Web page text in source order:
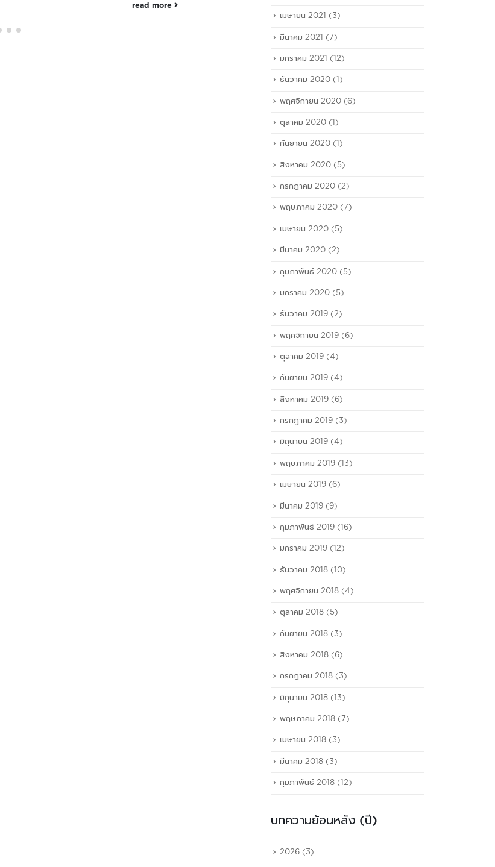
ผลงานไตรมาส 2 ปีนี้
read more
เมษายน 2021 (3)
มีนาคม 2021 (7)
มกราคม 2021 (12)
ธันวาคม 2020 (1)
พฤศจิกายน 2020 (6)
ตุลาคม 2020 (1)
กันยายน 2020 (1)
สิงหาคม 2020 (5)
กรกฎาคม 2020 (2)
พฤษภาคม 2020 (7)
เมษายน 2020 (5)
มีนาคม 2020 (2)
กุมภาพันธ์ 2020 (5)
มกราคม 2020 (5)
ธันวาคม 2019 (2)
พฤศจิกายน 2019 (6)
ตุลาคม 2019 (4)
กันยายน 2019 (4)
สิงหาคม 2019 (6)
กรกฎาคม 2019 (3)
มิถุนายน 2019 (4)
พฤษภาคม 2019 (13)
เมษายน 2019 (6)
มีนาคม 2019 (9)
กุมภาพันธ์ 2019 (16)
มกราคม 2019 (12)
ธันวาคม 2018 (10)
พฤศจิกายน 2018 (4)
ตุลาคม 2018 (5)
กันยายน 2018 (3)
สิงหาคม 2018 (6)
กรกฎาคม 2018 (3)
มิถุนายน 2018 (13)
พฤษภาคม 2018 (7)
เมษายน 2018 (3)
มีนาคม 2018 (3)
กุมภาพันธ์ 2018 (12)
บทความย้อนหลัง (ปี)
2026 (3)